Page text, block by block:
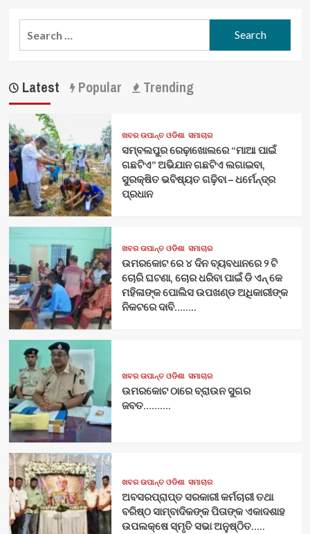
Latest Popular Trending
ଖବର ଉପାନ୍ତ ଓଡିଶା ସମାଚାର
ସମ୍ବଲପୁର ରେଢ଼ାଖୋଲରେ “ମାଆ ପାଇଁ
ଗଛଟିଏ” ଅଭିଯାନ ଗଛଟିଏ ଲଗାଇବା,
ସୁରକ୍ଷିତ ଭବିଷ୍ୟତ ଗଢ଼ିବା – ଧର୍ମେନ୍ଦ୍ର
ପ୍ରଧାନ
ଖବର ଉପାନ୍ତ ଓଡିଶା ସମାଚାର
ଉମରକୋଟ ରେ ୪ ଦିନ ବ୍ୟବଧାନରେ ୨ ଟି
ଚୋରି ଘଟଣା, ଚୋର ଧରିବା ପାଇଁ ଡି ଏନ୍ କେ
ମହିଳାଙ୍କ ପୋଲିସ ଉପଖଣ୍ଡ ଅଧିକାରୀଙ୍କ
ନିକଟରେ ଦାବି……..
ଖବର ଉପାନ୍ତ ଓଡିଶା ସମାଚାର
ଉମରକୋଟ ଠାରେ ବ୍ରାଉନ ସୁଗର
ଜବତ……….
ଖବର ଉପାନ୍ତ ଓଡିଶା ସମାଚାର
ଅବସରପ୍ରାପ୍ତ ସରକାରୀ କର୍ମଚାରୀ ତଥା
ବରିଷ୍ଠ ସାମ୍ବାଦିକଙ୍କ ପିତାଙ୍କ ଏକାଦଶାହ
ଉପଲକ୍ଷେ ସ୍ମୃତି ସଭା ଅନୁଷ୍ଠିତ…..